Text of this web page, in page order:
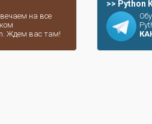
на все
Ждем вас там!
>> Python